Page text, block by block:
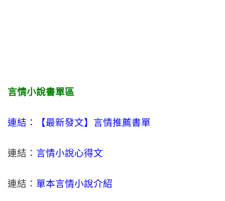
言情小說書單區
連結：【最新發文】 言情推薦書單
連結： 言情小說心得文
連結： 單本言情小說介紹